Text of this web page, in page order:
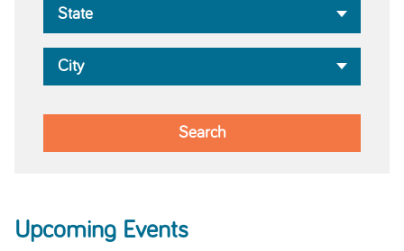
Upcoming Events